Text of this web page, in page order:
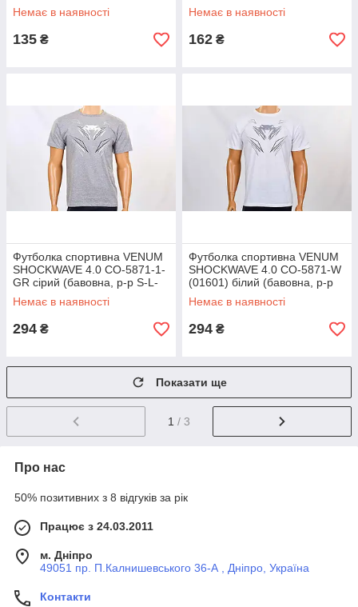
Немає в наявності
135 ₴
Немає в наявності
162 ₴
Футболка спортивна VENUM
SHOCKWAVE 4.0 CO-5871-1-
GR сірий (бавовна, р-р S-L-
42-52)
Немає в наявності
294 ₴
Футболка спортивна VENUM
SHOCKWAVE 4.0 CO-5871-W
(01601) білий (бавовна, р-р
S-L-42-52)
Немає в наявності
294 ₴
Показати ще
1 / 3
Про нас
50% позитивних з 8 відгуків за рік
Працює з 24.03.2011
м. Дніпро
49051 пр. П.Калнишевського 36-А , Дніпро, Україна
Контакти